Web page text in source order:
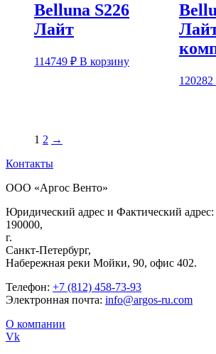
Belluna S226
Лайт
114749 ₽ В корзину
120282
1 2 →
Контакты
ООО «Аргос Венто»
Юридический адрес и Фактический адрес:
190000,
г.
Санкт-Петербург,
Набережная реки Мойки, 90, офис 402.
Телефон: +7 (812) 458-73-93
Электронная почта: info@argos-ru.com
О компании
Vk